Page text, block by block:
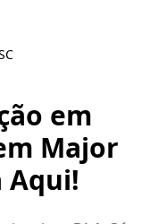
em
Major
Aqui!